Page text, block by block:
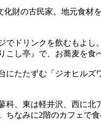
財の古民家。地元食材
でドリンクを飲むもよ
こし亭』で、お蕎麦を
にたたずむ「ジオヒル
科、東は軽井沢、西に
ちなみに2階のカフェで